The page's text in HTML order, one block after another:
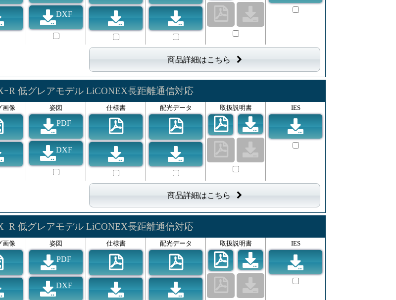
DXF
商品詳細はこちら
ｰR 低グレアモデル LiCONEX長距離通信対応
画像 姿図
PDF
DXF
仕様書 配光データ 取扱説明書 IES
商品詳細はこちら
ｰR 低グレアモデル LiCONEX長距離通信対応
画像 姿図
PDF
DXF
仕様書 配光データ 取扱説明書 IES